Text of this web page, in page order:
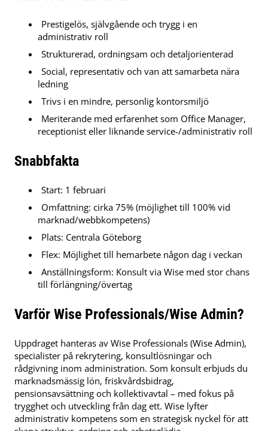
Prestigelös, självgående och trygg i en
administrativ roll
Strukturerad, ordningsam och detaljorienterad
Social, representativ och van att samarbeta nära
ledning
Trivs i en mindre, personlig kontorsmiljö
Meriterande med erfarenhet som Office Manager,
receptionist eller liknande service-/administrativ roll
Snabbfakta
Start: 1 februari
Omfattning: cirka 75% (möjlighet till 100% vid
marknad/webbkompetens)
Plats: Centrala Göteborg
Flex: Möjlighet till hemarbete någon dag i veckan
Anställningsform: Konsult via Wise med stor chans
till förlängning/övertag
Varför Wise Professionals/Wise Admin?
Uppdraget hanteras av Wise Professionals (Wise Admin),
specialister på rekrytering, konsultlösningar och
rådgivning inom administration. Som konsult erbjuds du
marknadsmässig lön, friskvårdsbidrag,
pensionsavsättning och kollektivavtal – med fokus på
trygghet och utveckling från dag ett. Wise lyfter
administrativ kompetens som en strategisk nyckel för att